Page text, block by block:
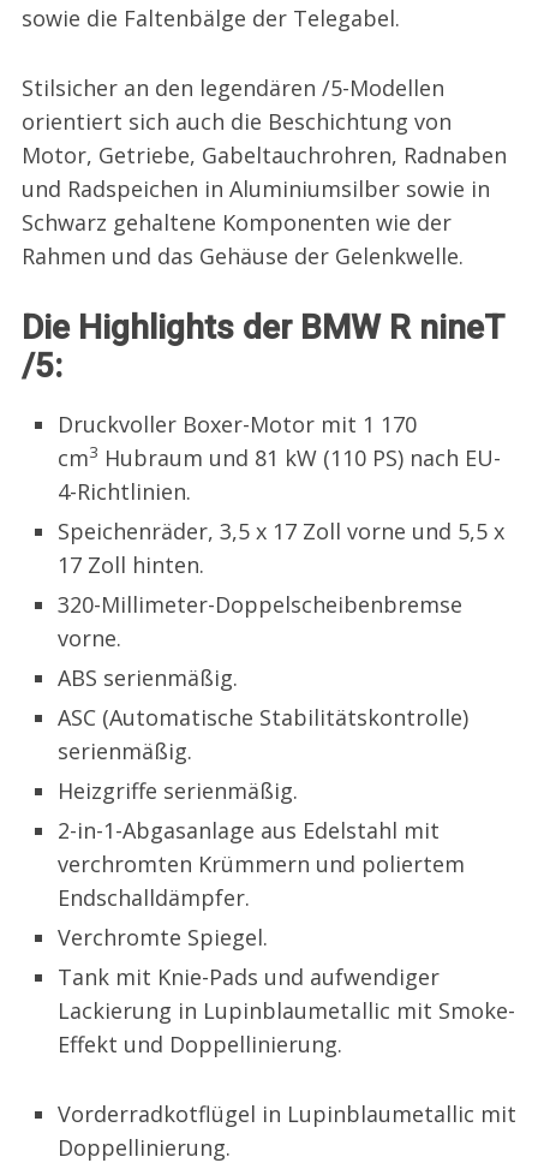
sowie die Faltenbälge der Telegabel.
Stilsicher an den legendären /5-Modellen
orientiert sich auch die Beschichtung von
Motor, Getriebe, Gabeltauchrohren, Radnaben
und Radspeichen in Aluminiumsilber sowie in
Schwarz gehaltene Komponenten wie der
Rahmen und das Gehäuse der Gelenkwelle.
Die Highlights der BMW R nineT
/5:
Druckvoller Boxer-Motor mit 1 170
cm3 Hubraum und 81 kW (110 PS) nach EU-
4-Richtlinien.
Speichenräder, 3,5 x 17 Zoll vorne und 5,5 x
17 Zoll hinten.
320-Millimeter-Doppelscheibenbremse
vorne.
ABS serienmäßig.
ASC (Automatische Stabilitätskontrolle)
serienmäßig.
Heizgriffe serienmäßig.
2-in-1-Abgasanlage aus Edelstahl mit
verchromten Krümmern und poliertem
Endschalldämpfer.
Verchromte Spiegel.
Tank mit Knie-Pads und aufwendiger
Lackierung in Lupinblaumetallic mit Smoke-
Effekt und Doppellinierung.
Vorderradkotflügel in Lupinblaumetallic mit
Doppellinierung.